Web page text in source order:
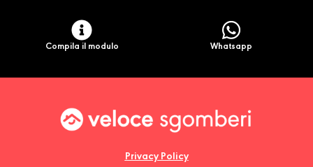
Compila il modulo Whatsapp
Privacy Policy